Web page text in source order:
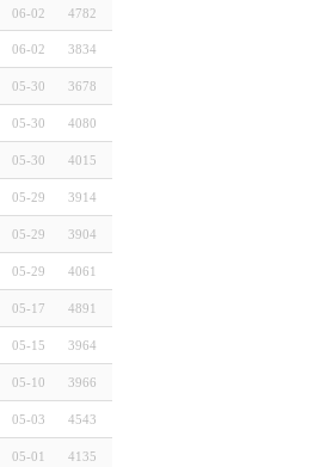
06-02 4782
06-02 3834
05-30 3678
05-30 4080
05-30 4015
05-29 3914
05-29 3904
05-29 4061
05-17 4891
05-15 3964
05-10 3966
05-03 4543
05-01 4135